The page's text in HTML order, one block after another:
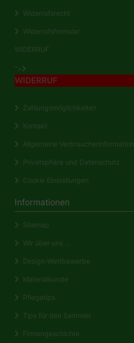
Widerrufsrecht
Widerrufsformular
WIDERRUF
">
WIDERRUF
Zahlungsmöglichkeiten
Kontakt
Allgemeine Verbraucherinformation
Privatsphäre und Datenschutz
Cookie Einstellungen
Informationen
Sitemap
Wir über uns ...
Design-Wettbewerbe
Materialkunde
Pflegetips
Tips für den Sammler
Firmengeschichte